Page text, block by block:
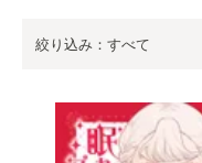
絞り込み：すべて